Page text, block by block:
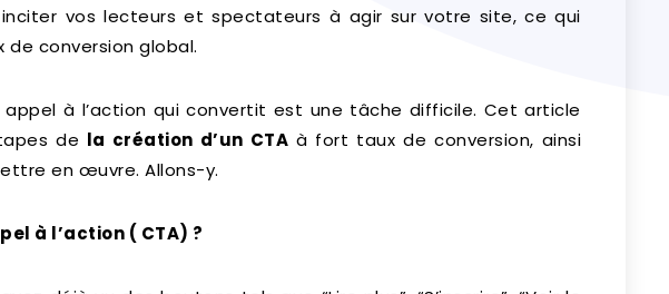
vos lecteurs et spectateurs à agir sur votre site, ce qui
conversion global.
appel à l’action qui convertit est une tâche difficile. Cet article
de la création d’un CTA à fort taux de conversion, ainsi
en œuvre. Allons-y.
à l’action ( CTA) ?